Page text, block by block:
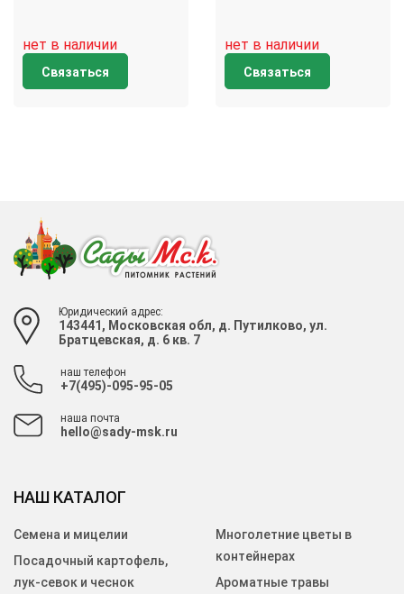
нет в наличии
Связаться
нет в наличии
Связаться
Юридический адрес:
143441, Московская обл, д. Путилково, ул.
Братцевская, д. 6 кв. 7
наш телефон
+7(495)-095-95-05
наша почта
hello@sady-msk.ru
НАШ КАТАЛОГ
Семена и мицелии
Посадочный картофель,
лук-севок и чеснок
Многолетние цветы в
контейнерах
Ароматные травы